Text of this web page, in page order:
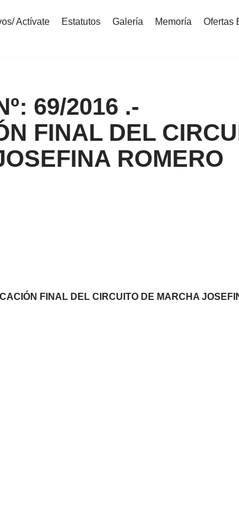
Actívate Estatutos Galería Memoría Ofertas
69/2016 .-
FINAL DEL
ROMERO
FINAL DEL CIRCUITO DE MARCHA